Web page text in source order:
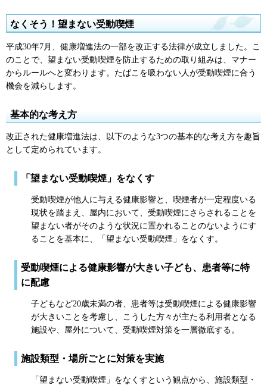
なくそう！望まない受動喫煙
平成30年7月、健康増進法の一部を改正する法律が成立しました。こ
のことで、望まない受動喫煙を防止するための取り組みは、マナー
からルールへと変わります。たばこを吸わない人が受動喫煙に合う
機会を減らします。
基本的な考え方
改正された健康増進法は、以下のような3つの基本的な考え方を趣旨
として定められています。
「望まない受動喫煙」をなくす
受動喫煙が他人に与える健康影響と、喫煙者が一定程度いる
現状を踏まえ、屋内において、受動喫煙にさらされることを
望まない者がそのような状況に置かれることのないようにす
ることを基本に、「望まない受動喫煙」をなくす。
受動喫煙による健康影響が大きい子ども、患者等に特
に配慮
子どもなど20歳未満の者、患者等は受動喫煙による健康影響
が大きいことを考慮し、こうした方々が主たる利用者となる
施設や、屋外について、受動喫煙対策を一層徹底する。
施設類型・場所ごとに対策を実施
「望まない受動喫煙」をなくすという観点から、施設類型・